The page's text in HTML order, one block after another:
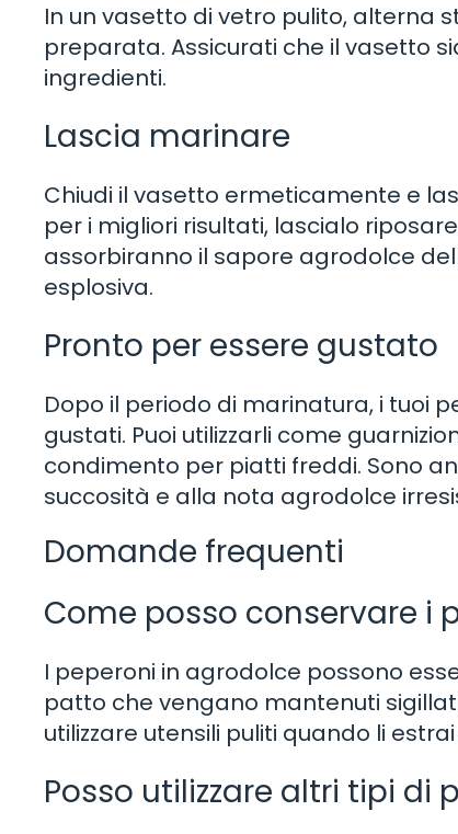
In un vasetto di vetro pulito, alterna
preparata. Assicurati che il vasetto
ingredienti.
Lascia marinare
Chiudi il vasetto ermeticamente e
per i migliori risultati, lascialo
assorbiranno il sapore agrodolce
esplosiva.
Pronto per essere gustato
Dopo il periodo di marinatura, i tuoi
gustati. Puoi utilizzarli come
condimento per piatti freddi. Sono
succosità e alla nota agrodolce
Domande frequenti
Come posso conservare i
I peperoni in agrodolce possono
patto che vengano mantenuti
utilizzare utensili puliti quando li
Posso utilizzare altri tipi di